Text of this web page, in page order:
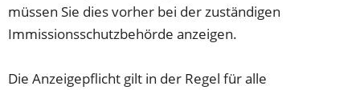
müssen Sie dies vorher bei der zuständigen
Immissionsschutzbehörde anzeigen.
Die Anzeigepflicht gilt in der Regel für alle